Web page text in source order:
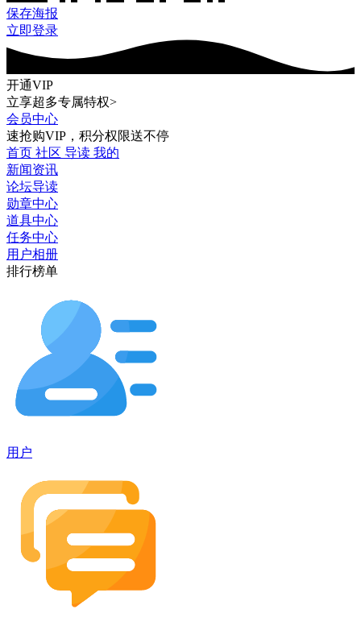
保存海报
立即登录
开通VIP
立享超多专属特权>
会员中心
速抢购VIP，积分权限送不停
首页 社区 导读 我的
新闻资讯
论坛导读
勋章中心
道具中心
任务中心
用户相册
排行榜单
用户